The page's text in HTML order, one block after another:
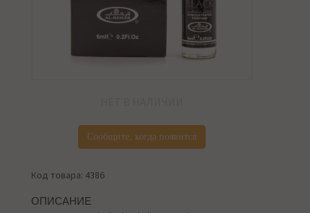
Сообщите, когда появится
Код товара: 4386
ОПИСАНИЕ